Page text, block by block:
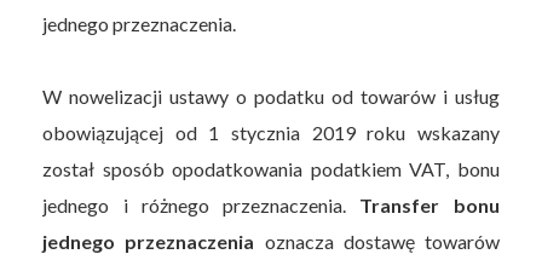
jednego przeznaczenia.
W nowelizacji ustawy o podatku od towarów i usług
obowiązującej od 1 stycznia 2019 roku wskazany
został sposób opodatkowania podatkiem VAT, bonu
jednego i różnego przeznaczenia. Transfer bonu
jednego przeznaczenia oznacza dostawę towarów